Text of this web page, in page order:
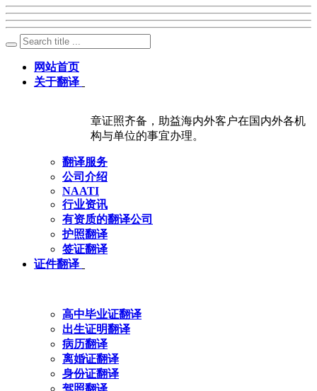
网站首页
关于翻译
章证照齐备，助益海内外客户在国内外各机
构与单位的事宜办理。
翻译服务
公司介绍
NAATI
行业资讯
有资质的翻译公司
护照翻译
签证翻译
证件翻译
高中毕业证翻译
出生证明翻译
病历翻译
离婚证翻译
身份证翻译
驾照翻译